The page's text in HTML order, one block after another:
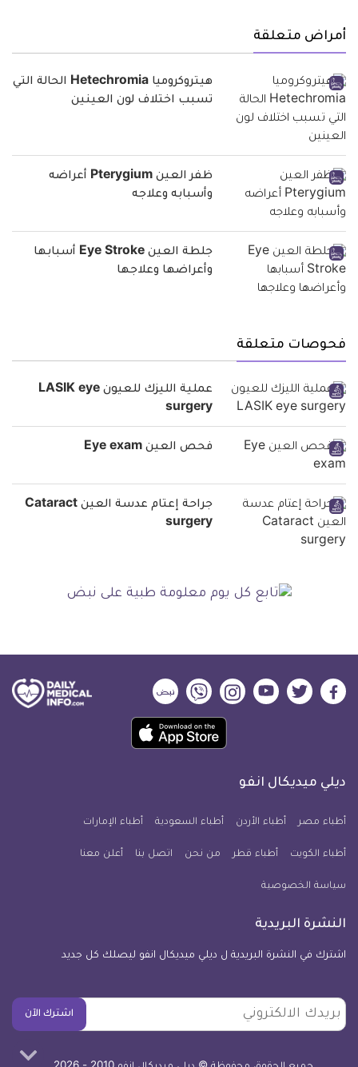
أمراض متعلقة
هيتروكروميا Hetechromia الحالة التي
تسبب اختلاف لون العينين
ظفر العين Pterygium أعراضه
وأسبابه وعلاجه
جلطة العين Eye Stroke أسبابها
وأعراضها وعلاجها
فحوصات متعلقة
عملية الليزك للعيون LASIK eye
surgery
فحص العين Eye exam
جراحة إعتام عدسة العين Cataract
surgery
ديلي
فيسبوك
ديلي
تويتر
ديلي
ميديكال
يوتيوب
ديلي
ميديكال
انفو
ديلي
ميديكال
انفو
ديلي
ميديكال
انفو
حمل
تطبيق
معلومة
للآيفون
ديلي ميديكال انفو
أطباء مصر أطباء الأردن أطباء السعودية أطباء الإمارات
أطباء الكويت أطباء قطر من نحن اتصل بنا أعلن معنا
سياسة الخصوصية
النشرة البريدية
اشترك في النشرة البريدية ل ديلي ميديكال انفو ليصلك كل جديد
بريدك
الالكتروني
اشترك الآن